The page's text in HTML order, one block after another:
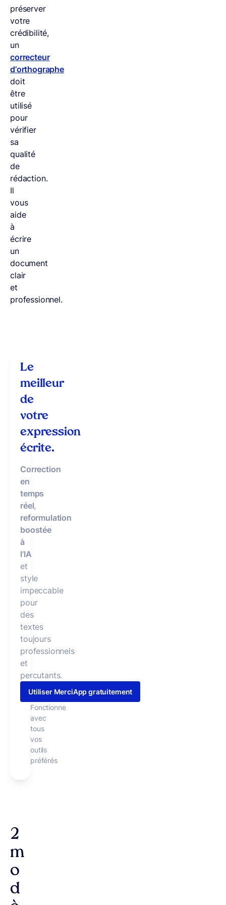
préserver
votre
crédibilité,
un
correcteur
d’orthographe
doit
être
utilisé
pour
vérifier
sa
qualité
de
rédaction.
Il
vous
aide
à
écrire
un
document
clair
et
professionnel.
Le
meilleur
de
votre
expression
écrite.
Correction
en
temps
réel,
reformulation
boostée
à
l’IA
et
style
impeccable
pour
des
textes
toujours
professionnels
et
percutants.
Utiliser MerciApp gratuitement
Fonctionne
avec
tous
vos
outils
préférés
2
m
o
d